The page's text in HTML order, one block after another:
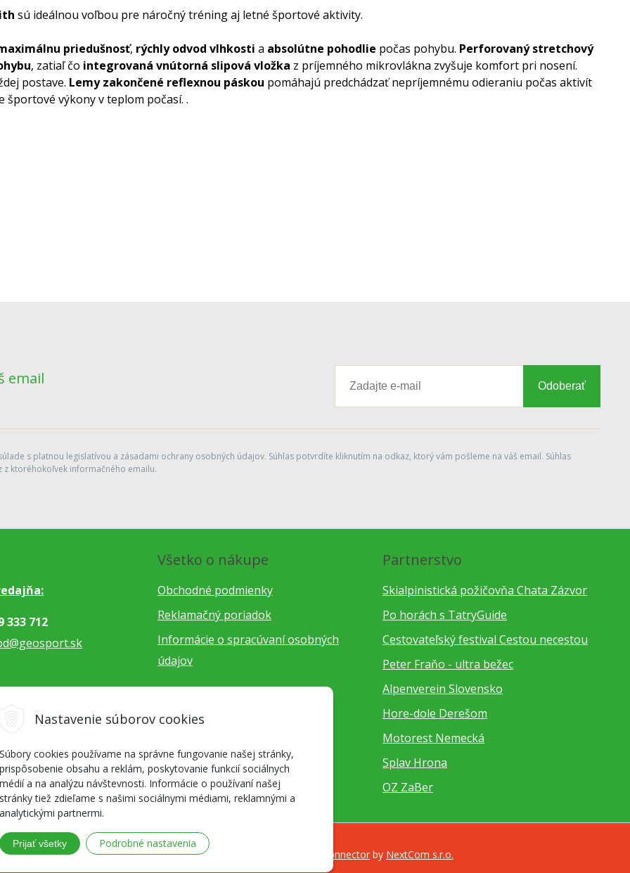
Nastavenie súborov cookies
Súbory cookies používame na správne fungovanie našej stránky,
prispôsobenie obsahu a reklám, poskytovanie funkcií sociálnych
médií a na analýzu návštevnosti. Informácie o používaní našej
stránky tiež zdieľame s našimi sociálnymi médiami, reklamnými a
analytickými partnermi.
Prijať všetky Podrobné nastavenia
sú ideálnou voľbou pre náročný tréning aj letné športové aktivity.
priedušnosť, rýchly odvod vlhkosti a absolútne pohodlie počas pohybu. Perforovaný stretchový
, zatiaľ čo integrovaná vnútorná slipová vložka z príjemného mikrovlákna zvyšuje komfort pri nosení.
postave. Lemy zakončené reflexnou páskou pomáhajú predchádzať nepríjemnému odieraniu počas aktivít
výkony v teplom počasí. .
email Odoberať
s platnou legislatívou a zásadami ochrany osobných údajov. Súhlas potvrdíte kliknutím na odkaz, ktorý vám pošleme na váš email. Súhlas
ktoréhokoľvek informačného emailu.
333 712
Všetko o nákupe
Obchodné podmienky
Reklamačný poriadok
Informácie o spracúvaní osobných
údajov
Partnerstvo
Skialpinistická požičovňa Chata Zázvor
Po horách s TatryGuide
Cestovateľský festival Cestou necestou
Peter Fraňo - ultra bežec
Alpenverein Slovensko
Hore-dole Derešom
Motorest Nemecká
Splav Hrona
OZ ZaBer
milovníkov outdoor športov a skialpu •NextShop e-shop Pohoda Connector by NextCom s.r.o.